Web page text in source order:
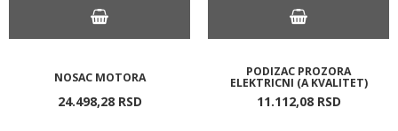
NOSAC MOTORA
24.498,28 RSD
PODIZAC PROZORA
ELEKTRICNI (A KVALITET)
11.112,08 RSD